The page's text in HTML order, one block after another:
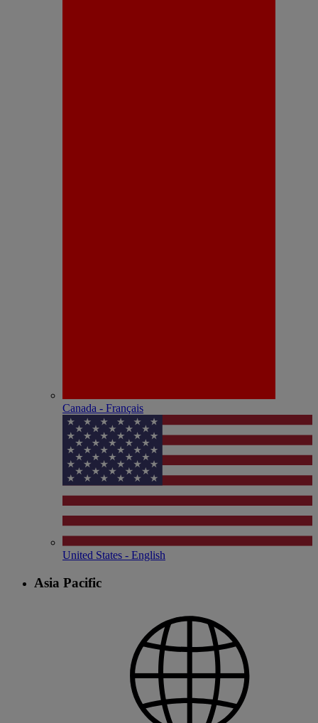
Canada - Français
United States - English
Asia Pacific